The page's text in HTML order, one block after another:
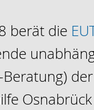
berät die
Beratung) der
Osnabrück